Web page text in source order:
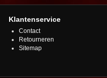
Klantenservice
Contact
Retourneren
Sitemap